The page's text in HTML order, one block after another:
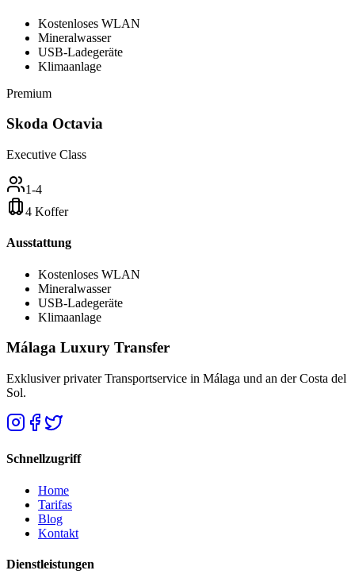
Kostenloses WLAN
Mineralwasser
USB-Ladegeräte
Klimaanlage
Premium
Skoda Octavia
Executive Class
1-4
4 Koffer
Ausstattung
Kostenloses WLAN
Mineralwasser
USB-Ladegeräte
Klimaanlage
Málaga Luxury Transfer
Exklusiver privater Transportservice in Málaga und an der Costa del
Sol.
Schnellzugriff
Home
Tarifas
Blog
Kontakt
Dienstleistungen